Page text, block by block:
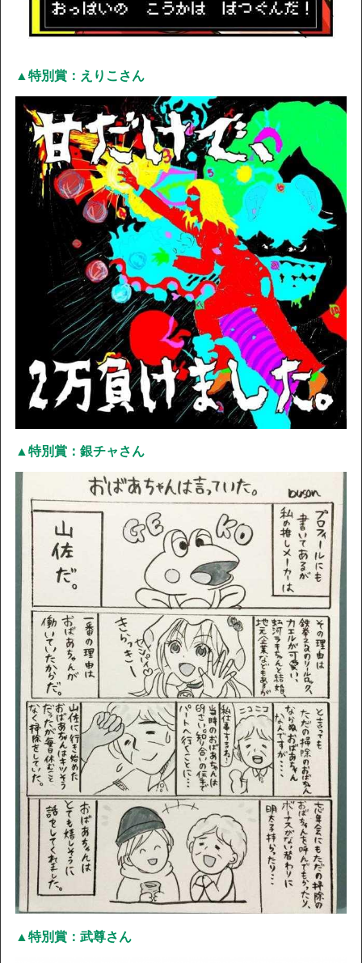
▲特別賞：えりこさん
▲特別賞：銀チャさん
▲特別賞：武尊さん